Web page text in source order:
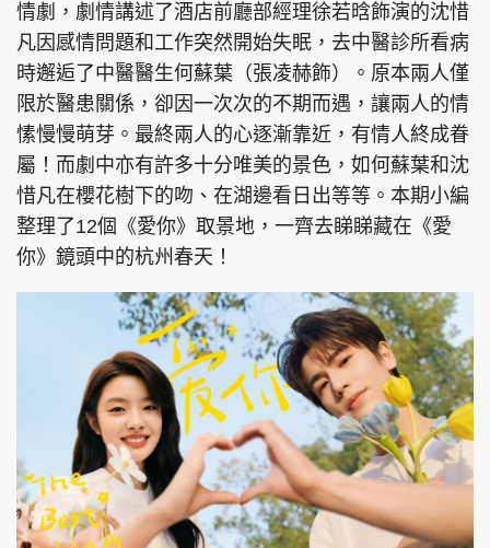
PCM 電腦廣場 星島頭條
頭條日報 星島環球 The Standard
頭條搵工 EDUPLUS
關於我們
聯絡我們
使用條款
版權及免責聲明
情劇，劇情講述了酒店前廳部經理徐若晗飾演的沈惜
凡因感情問題和工作突然開始失眠，去中醫診所看病
時邂逅了中醫醫生何蘇葉（張凌赫飾）。原本兩人僅
限於醫患關係，卻因一次次的不期而遇，讓兩人的情
愫慢慢萌芽。最終兩人的心逐漸靠近，有情人終成眷
屬！而劇中亦有許多十分唯美的景色，如何蘇葉和沈
惜凡在櫻花樹下的吻、在湖邊看日出等等。本期小編
整理了12個《愛你》取景地，一齊去睇睇藏在《愛
你》鏡頭中的杭州春天！